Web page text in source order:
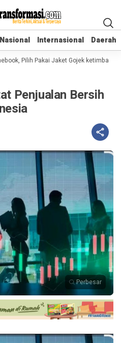
Nasional Internasional Daerah
Nasional Internasional Daerah
Pilih Pakai Jaket Gojek ketimbang
Penjualan Bersih
Perbesar